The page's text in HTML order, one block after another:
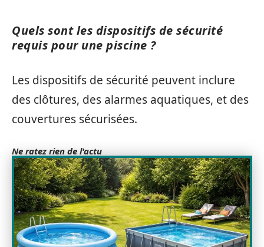
Quels sont les dispositifs de sécurité
requis pour une piscine ?
Les dispositifs de sécurité peuvent inclure
des clôtures, des alarmes aquatiques, et des
couvertures sécurisées.
Ne ratez rien de l'actu